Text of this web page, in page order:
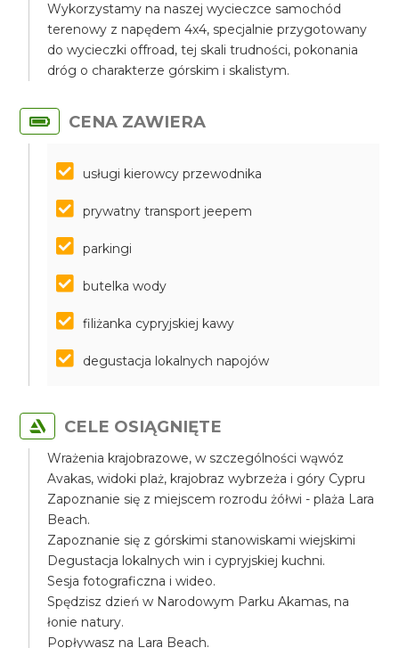
Wykorzystamy na naszej wycieczce samochód
terenowy z napędem 4x4, specjalnie przygotowany
do wycieczki offroad, tej skali trudności, pokonania
dróg o charakterze górskim i skalistym.
CENA ZAWIERA
usługi kierowcy przewodnika
prywatny transport jeepem
parkingi
butelka wody
filiżanka cypryjskiej kawy
degustacja lokalnych napojów
CELE OSIĄGNIĘTE
Wrażenia krajobrazowe, w szczególności wąwóz
Avakas, widoki plaż, krajobraz wybrzeża i góry Cypru
Zapoznanie się z miejscem rozrodu żółwi - plaża Lara
Beach.
Zapoznanie się z górskimi stanowiskami wiejskimi
Degustacja lokalnych win i cypryjskiej kuchni.
Sesja fotograficzna i wideo.
Spędzisz dzień w Narodowym Parku Akamas, na
łonie natury.
Popływasz na Lara Beach.